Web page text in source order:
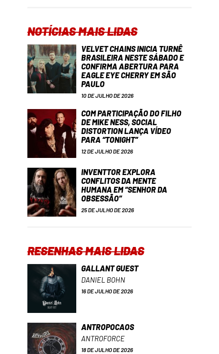
NOTÍCIAS MAIS LIDAS
VELVET CHAINS INICIA TURNÊ
BRASILEIRA NESTE SÁBADO E
CONFIRMA ABERTURA PARA
EAGLE EYE CHERRY EM SÃO
PAULO
10 DE JULHO DE 2026
COM PARTICIPAÇÃO DO FILHO
DE MIKE NESS, SOCIAL
DISTORTION LANÇA VÍDEO
PARA “TONIGHT”
12 DE JULHO DE 2026
INVENTTOR EXPLORA
CONFLITOS DA MENTE
HUMANA EM “SENHOR DA
OBSESSÃO”
25 DE JULHO DE 2026
RESENHAS MAIS LIDAS
GALLANT GUEST
DANIEL BOHN
16 DE JULHO DE 2026
ANTROPOCAOS
ANTROFORCE
18 DE JULHO DE 2026